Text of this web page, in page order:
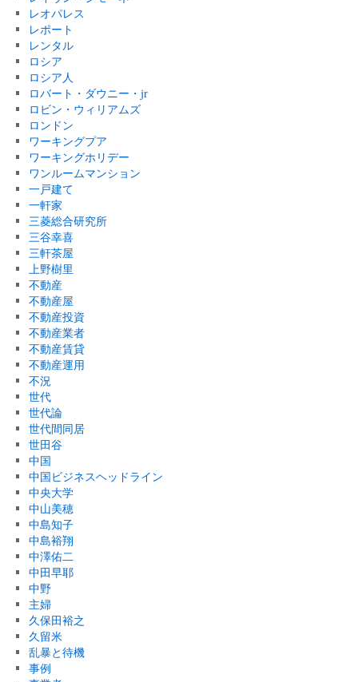
レオパレス
レポート
レンタル
ロシア
ロシア人
ロバート・ダウニー・jr
ロビン・ウィリアムズ
ロンドン
ワーキングプア
ワーキングホリデー
ワンルームマンション
一戸建て
一軒家
三菱総合研究所
三谷幸喜
三軒茶屋
上野樹里
不動産
不動産屋
不動産投資
不動産業者
不動産賃貸
不動産運用
不況
世代
世代論
世代間同居
世田谷
中国
中国ビジネスヘッドライン
中央大学
中山美穂
中島知子
中島裕翔
中澤佑二
中田早耶
中野
主婦
久保田裕之
久留米
乱暴と待機
事例